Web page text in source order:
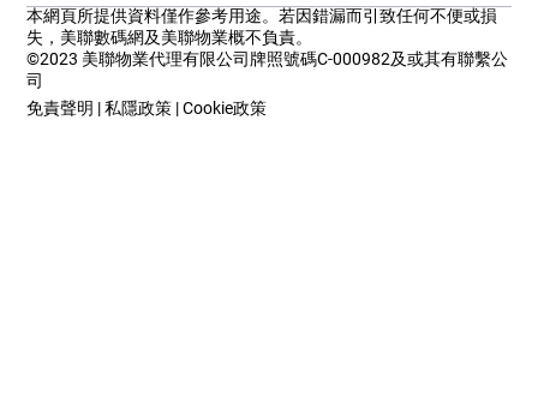
本網頁所提供資料僅作參考用途。若因錯漏而引致任何不便或損
失，美聯數碼網及美聯物業概不負責。
©2023 美聯物業代理有限公司牌照號碼C-000982及或其有聯繫公
司
免責聲明 |私隱政策 |Cookie政策